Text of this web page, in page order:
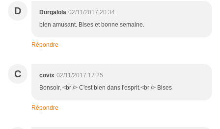
D Durgalola 02/11/2017 20:34
bien amusant. Bises et bonne semaine.
Répondre
C covix 02/11/2017 17:25
Bonsoir, <br /> C'est bien dans l'esprit.<br /> Bises
Répondre